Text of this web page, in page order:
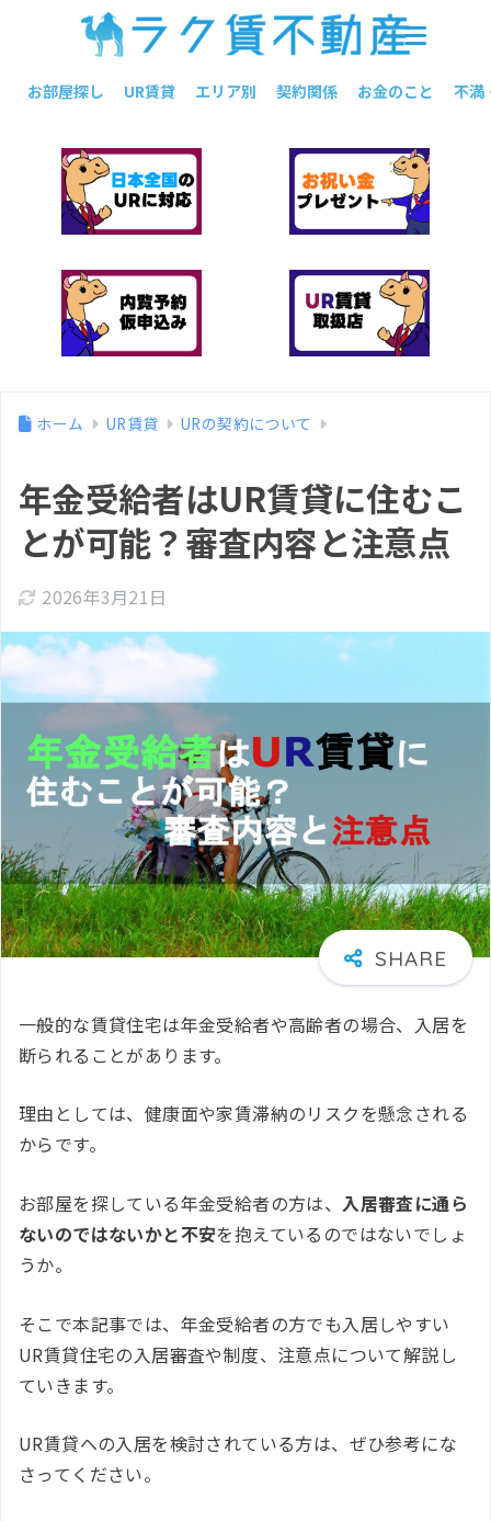
お部屋探し UR賃貸 エリア別 契約関係 お金のこと 不満
ホーム UR賃貸 URの契約について
年金受給者はUR賃貸に住むこ
とが可能？審査内容と注意点
2026年3月21日
一般的な賃貸住宅は年金受給者や高齢者の場合、入居を
断られることがあります。
理由としては、健康面や家賃滞納のリスクを懸念される
からです。
お部屋を探している年金受給者の方は、入居審査に通ら
ないのではないかと不安を抱えているのではないでしょ
うか。
そこで本記事では、年金受給者の方でも入居しやすい
UR賃貸住宅の入居審査や制度、注意点について解説し
ていきます。
UR賃貸への入居を検討されている方は、ぜひ参考にな
さってください。